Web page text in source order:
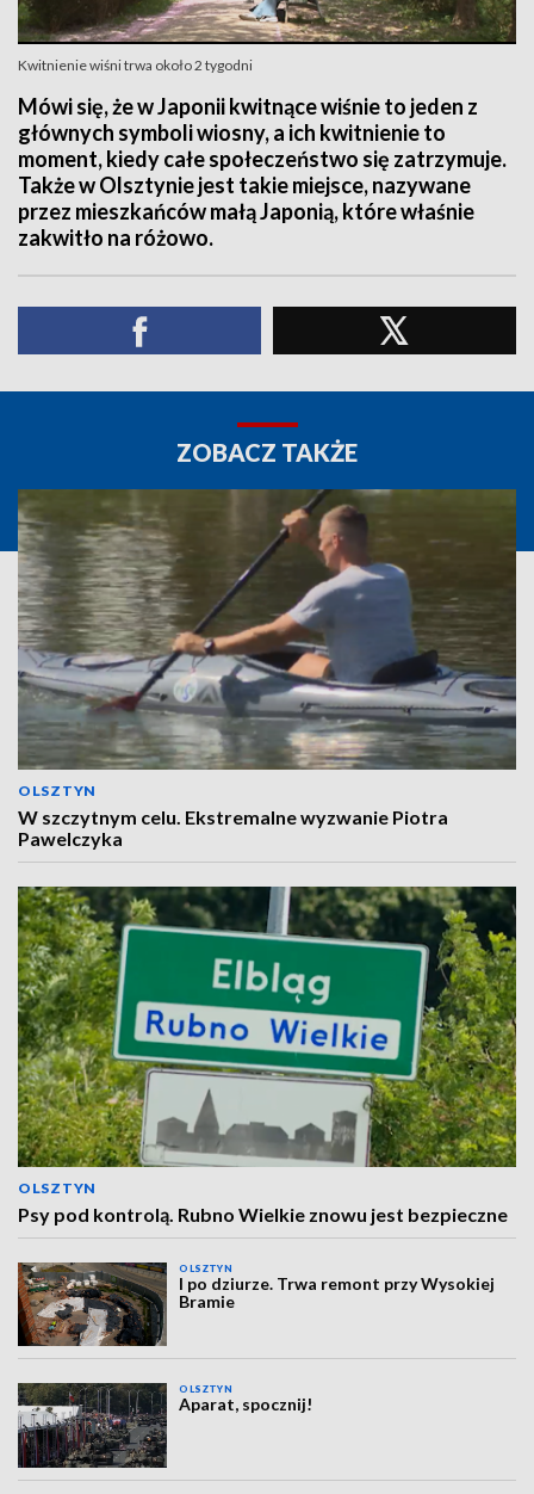
Kwitnienie wiśni trwa około 2 tygodni
Mówi się, że w Japonii kwitnące wiśnie to jeden z
głównych symboli wiosny, a ich kwitnienie to
moment, kiedy całe społeczeństwo się zatrzymuje.
Także w Olsztynie jest takie miejsce, nazywane
przez mieszkańców małą Japonią, które właśnie
zakwitło na różowo.
ZOBACZ TAKŻE
OLSZTYN
W szczytnym celu. Ekstremalne wyzwanie Piotra
Pawelczyka
OLSZTYN
Psy pod kontrolą. Rubno Wielkie znowu jest bezpieczne
OLSZTYN
I po dziurze. Trwa remont przy Wysokiej
Bramie
OLSZTYN
Aparat, spocznij!